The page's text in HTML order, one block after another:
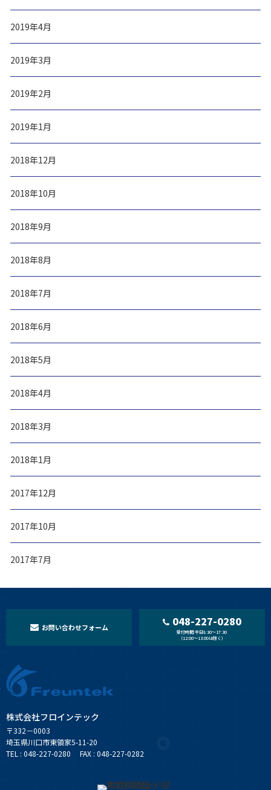
2019年4月
2019年3月
2019年2月
2019年1月
2018年12月
2018年10月
2018年9月
2018年8月
2018年7月
2018年6月
2018年5月
2018年4月
2018年3月
2018年1月
2017年12月
2017年10月
2017年7月
お問い合わせフォーム 048-227-0280
受付時間:平日8:30〜17:30
（12:00〜13:00は除く）
株式会社フロインテック
〒332－0003
埼玉県川口市東領家5-11-20
TEL : 048-227-0280 FAX : 048-227-0282